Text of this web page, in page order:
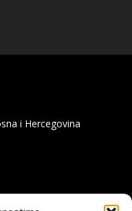
i Hercegovina